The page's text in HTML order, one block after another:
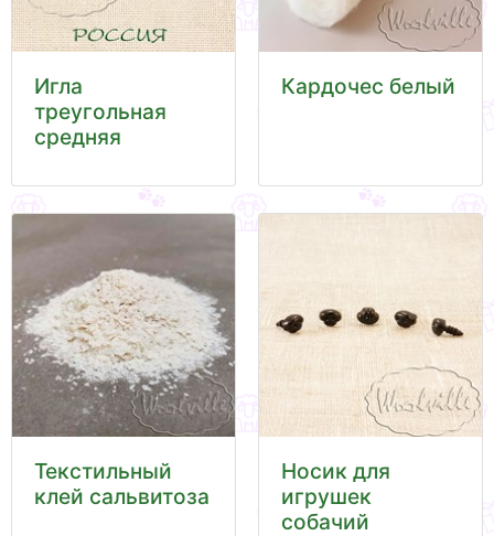
Игла
треугольная
средняя
Кардочес белый
Текстильный
клей сальвитоза
Носик для
игрушек
собачий